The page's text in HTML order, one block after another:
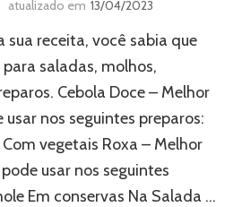
atualizado em 13/04/2023
sua receita, você sabia que
saladas, molhos,
Cebola Doce – Melhor
nos seguintes preparos:
vegetais Roxa – Melhor
usar nos seguintes
Em conservas Na Salada …